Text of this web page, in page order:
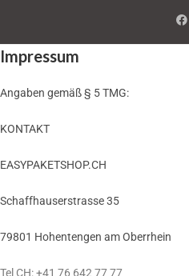
Impressum
Angaben gemäß § 5 TMG:
KONTAKT
EASYPAKETSHOP.CH
Schaffhauserstrasse 35
79801 Hohentengen am Oberrhein
Tel CH: +41 76 642 77 77